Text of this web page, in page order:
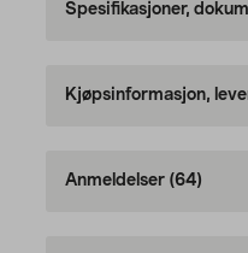
Spesifikasjoner,
Kjøpsinformasjon,
Anmeldelser (64)